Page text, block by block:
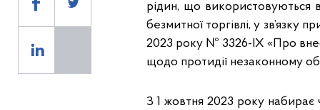
рідин, що використовуються
безмитної торгівлі, у
2023 року № 3326-IX «Про
щодо протидії незаконному
З 1 жовтня 2023 року